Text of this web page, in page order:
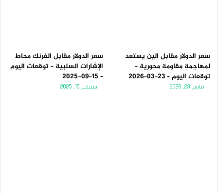
سعر الدولار مقابل الين يستعد
لمهاجمة مقاومة محورية –
توقعات اليوم – 23-03-2026
مارس 23, 2026
سعر الدولار مقابل الفرنك محاط
الإشارات السلبية – توقعات اليوم
– 15-09-2025
سبتمبر 15, 2025